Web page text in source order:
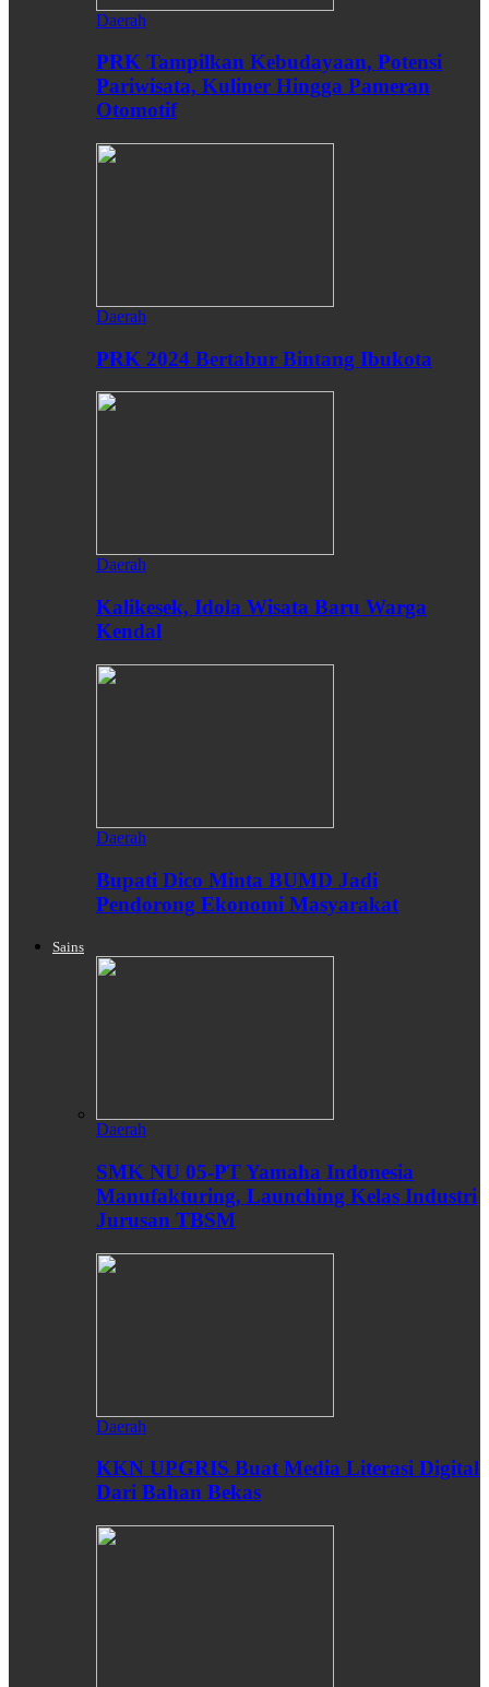
Daerah
PRK Tampilkan Kebudayaan, Potensi
Pariwisata, Kuliner Hingga Pameran
Otomotif
Daerah
PRK 2024 Bertabur Bintang Ibukota
Daerah
Kalikesek, Idola Wisata Baru Warga
Kendal
Daerah
Bupati Dico Minta BUMD Jadi
Pendorong Ekonomi Masyarakat
Sains
Daerah
SMK NU 05-PT Yamaha Indonesia
Manufakturing, Launching Kelas Industri
Jurusan TBSM
Daerah
KKN UPGRIS Buat Media Literasi Digital
Dari Bahan Bekas